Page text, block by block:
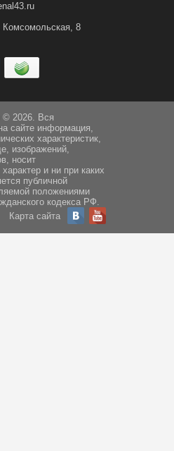
Комсомольская, 8
© 2026. Вся
сайте информация,
характеристик,
изображений,
носит
и ни при каких
публичной
положениями
кодекса РФ.
Карта сайта